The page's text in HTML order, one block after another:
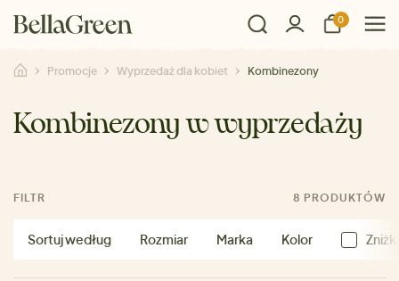
0
Promocje Wyprzedaż dla kobiet Kombinezony
Kombinezony w wyprzedaży
FILTR 8 PRODUKTÓW
Sortuj według Rozmiar Marka Kolor